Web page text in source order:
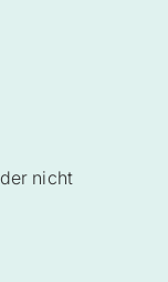
nicht